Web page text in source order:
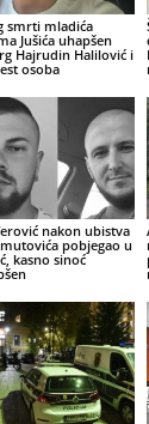
smrti mladića
Jušića uhapšen
Hajrudin Halilović i
osoba
nakon ubistva
pobjegao u
kasno sinoć